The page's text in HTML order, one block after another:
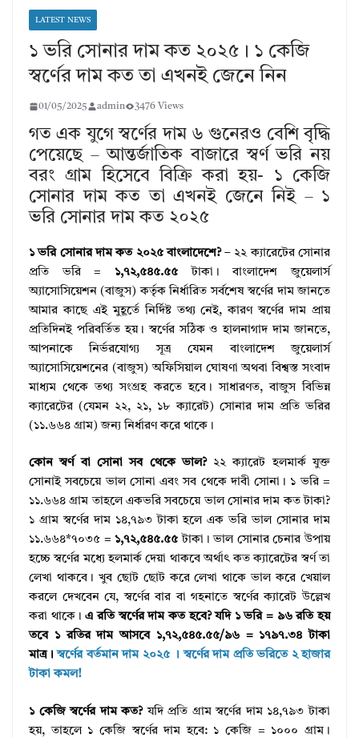
LATEST NEWS
১ ভরি সোনার দাম কত ২০২৫। ১ কেজি
স্বর্ণের দাম কত তা এখনই জেনে নিন
01/05/2025 admin 3476 Views
গত এক যুগে স্বর্ণের দাম ৬ গুনেরও বেশি বৃদ্ধি
পেয়েছে – আন্তর্জাতিক বাজারে স্বর্ণ ভরি নয়
বরং গ্রাম হিসেবে বিক্রি করা হয়- ১ কেজি
সোনার দাম কত তা এখনই জেনে নিই – ১
ভরি সোনার দাম কত ২০২৫
১ ভরি সোনার দাম কত ২০২৫ বাংলাদেশে?– ২২ ক্যারেটের সোনার
প্রতি ভরি = ১,৭২,৫৪৫.৫৫ টাকা। বাংলাদেশ জুয়েলার্স
অ্যাসোসিয়েশন (বাজুস) কর্তৃক নির্ধারিত সর্বশেষ স্বর্ণের দাম জানতে
আমার কাছে এই মুহূর্তে নির্দিষ্ট তথ্য নেই, কারণ স্বর্ণের দাম প্রায়
প্রতিদিনই পরিবর্তিত হয়। স্বর্ণের সঠিক ও হালনাগাদ দাম জানতে,
আপনাকে নির্ভরযোগ্য সূত্র যেমন বাংলাদেশ জুয়েলার্স
অ্যাসোসিয়েশনের (বাজুস) অফিসিয়াল ঘোষণা অথবা বিশ্বস্ত সংবাদ
মাধ্যম থেকে তথ্য সংগ্রহ করতে হবে। সাধারণত, বাজুস বিভিন্ন
ক্যারেটের (যেমন ২২, ২১, ১৮ ক্যারেট) সোনার দাম প্রতি ভরির
(১১.৬৬৪ গ্রাম) জন্য নির্ধারণ করে থাকে।
কোন স্বর্ণ বা সোনা সব থেকে ভাল?২২ ক্যারেট হলমার্ক যুক্ত
সোনাই সবচেয়ে ভাল সোনা এবং সব থেকে দাবী সোনা। ১ ভরি =
১১.৬৬৪ গ্রাম তাহলে একভরি সবচেয়ে ভাল সোনার দাম কত টাকা?
১ গ্রাম স্বর্ণের দাম ১৪,৭৯৩ টাকা হলে এক ভরি ভাল সোনার দাম
১১.৬৬৪*৭০৩৫ = ১,৭২,৫৪৫.৫৫ টাকা। ভাল সোনার চেনার উপায়
হচ্চে স্বর্ণের মধ্যে হলমার্ক দেয়া থাকবে অর্থাৎ কত ক্যারেটের স্বর্ণ তা
লেখা থাকবে। খুব ছোট ছোট করে লেখা থাকে ভাল করে খেয়াল
করলে দেখবেন যে, স্বর্ণের বার বা গহনাতে স্বর্ণের ক্যারেট উল্লেখ
করা থাকে।এ রতি স্বর্ণের দাম কত হবে? যদি ১ ভরি = ৯৬ রতি হয়
তবে ১ রতির দাম আসবে ১,৭২,৫৪৫.৫৫/৯৬ = ১৭৯৭.৩৪ টাকা
মাত্র।স্বর্ণের বর্তমান দাম ২০২৫ । স্বর্ণের দাম প্রতি ভরিতে ২ হাজার
টাকা কমল!
১ কেজি স্বর্ণের দাম কত?যদি প্রতি গ্রাম স্বর্ণের দাম ১৪,৭৯৩ টাকা
হয়, তাহলে ১ কেজি স্বর্ণের দাম হবে: ১ কেজি = ১০০০ গ্রাম।